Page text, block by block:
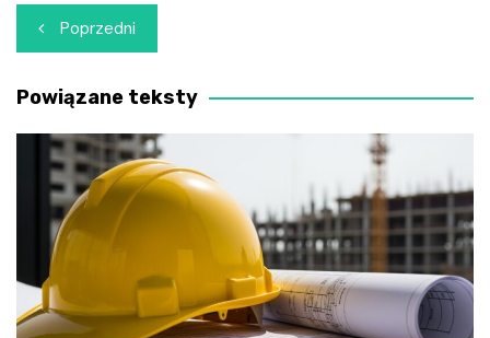
Nawigacja
wpisu
Poprzedni
Powiązane teksty